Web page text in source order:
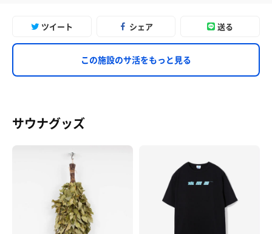
ツイート シェア 送る
この施設のサ活をもっと見る
サウナグッズ